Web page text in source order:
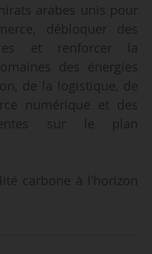
arabes unis pour
débloquer des
et renforcer la
des énergies
de la logistique, de
numérique et des
sur le plan
carbone à l’horizon